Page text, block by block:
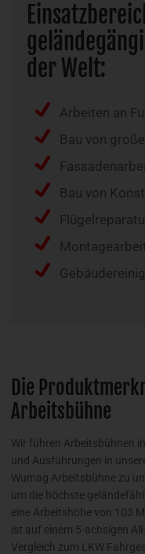
der Welt:
Arbeiten an
Bau von
Bau von
Die
Arbeitsbühne
Wir führen Arbeitsbühnen
und Ausführungen in
Wumag Arbeitsbühne zu
um die höchste
eine Arbeitshöhe von 103
ist auf einem 5-achsigen
Vergleich zum LKW